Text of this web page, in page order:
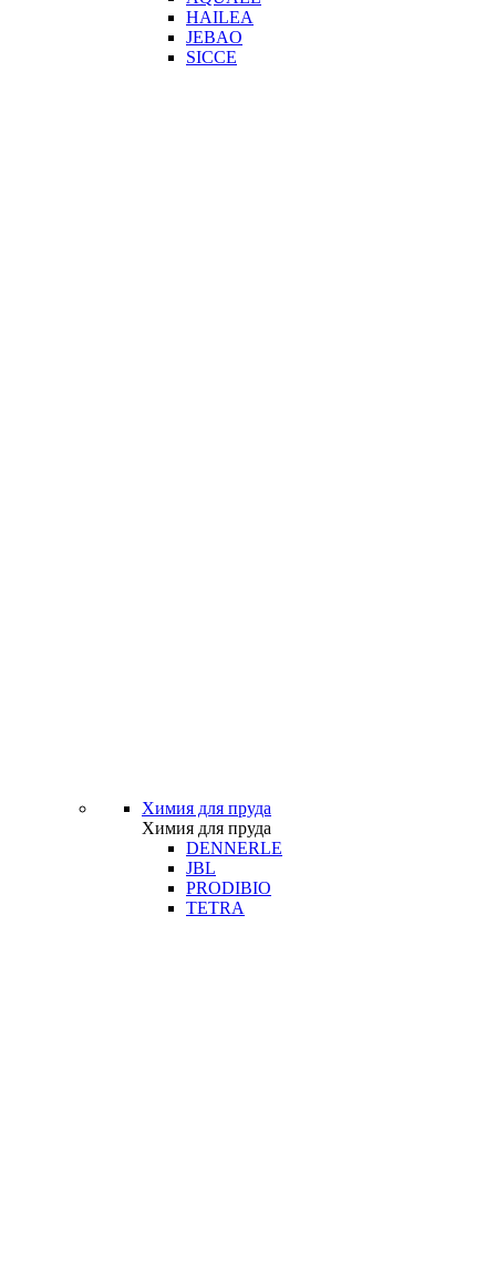
HAILEA
JEBAO
SICCE
Химия для пруда
Химия для пруда
DENNERLE
JBL
PRODIBIO
TETRA